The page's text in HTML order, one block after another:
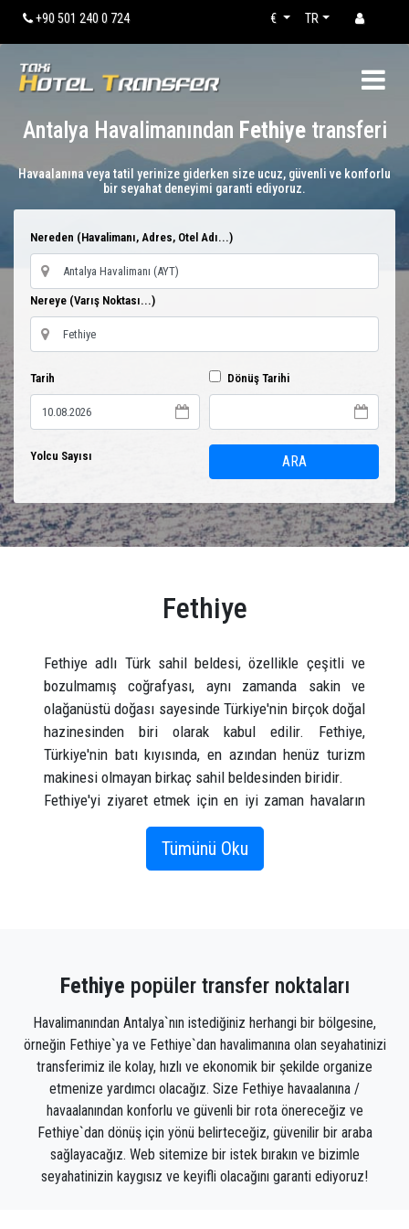
+90 501 240 0 724 TR
€
Antalya Havalimanından Fethiyetransferi
Havaalanına veya tatil yerinize giderken size ucuz, güvenli ve konforlu
bir seyahat deneyimi garanti ediyoruz.
Nereden (Havalimanı, Adres, Otel Adı...)
Nereye (Varış Noktası...)
Tarih Dönüş Tarihi
Yolcu Sayısı ARA
Fethiye
Fethiye adlı Türk sahil beldesi, özellikle çeşitli ve
bozulmamış coğrafyası, aynı zamanda sakin ve
olağanüstü doğası sayesinde Türkiye'nin birçok doğal
hazinesinden biri olarak kabul edilir. Fethiye,
Türkiye'nin batı kıyısında, en azından henüz turizm
makinesi olmayan birkaç sahil beldesinden biridir.
Fethiye'yi ziyaret etmek için en iyi zaman havaların
ısınmaya başladığı yaz ayları veya bahar aylarıdır.
şoförümüz size yeri gösterecek.
Fethiye'de bazen ulaşılması zor olan ve bu koyları
Fethiye tarihi yönüyle de ziyaret edilebilecek bir
Kayaköy, Fethiye'de çok popüler bir cazibe
merkezidir. Türk Rivierası antik tarihi yerlerle dolu
olduğundan, zaman içinde farklı medeniyetlerin işgal
ettiği bu yerlere arabanız varsa ulaşmak çok kolaydır.
Son olarak, Fethiye'yi popüler yapan şey, tam da
bölgenin amiral gemisi olan yamaç
paraşütçülerinden, gökyüzünden çekilmiş bu
muhteşem turkuaz mavisi fotoğraflar. Maceracılar
Tümünü Oku
Fethiye popüler transfer noktaları
Havalimanından Antalya`nın istediğiniz herhangi bir bölgesine,
örneğin Fethiye`ya ve Fethiye`dan havalimanına olan seyahatinizi
transferimiz ile kolay, hızlı ve ekonomik bir şekilde organize
etmenize yardımcı olacağız. Size Fethiye havaalanına /
havaalanından konforlu ve güvenli bir rota önereceğiz ve
Fethiye`dan dönüş için yönü belirteceğiz, güvenilir bir araba
sağlayacağız. Web sitemize bir istek bırakın ve bizimle
seyahatinizin kaygısız ve keyifli olacağını garanti ediyoruz!